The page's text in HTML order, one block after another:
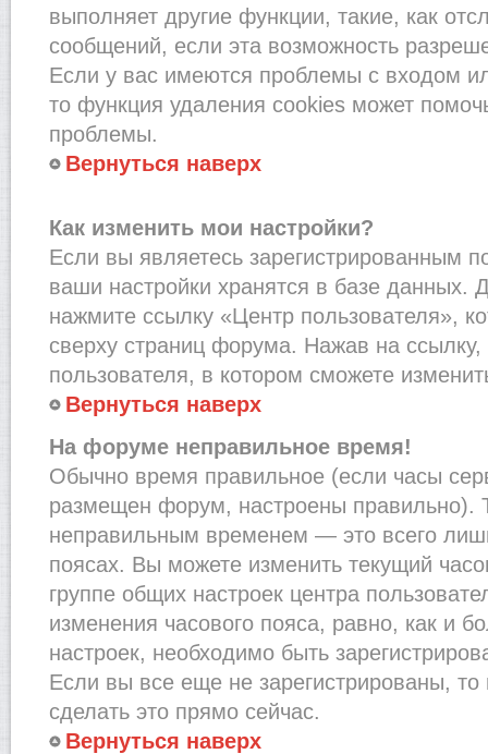
выполняет другие функции, такие, как
сообщений, если эта возможность
Если у вас имеются проблемы с входом
то функция удаления cookies может
проблемы.
Вернуться наверх
Как изменить мои настройки?
Если вы являетесь зарегистрированным
ваши настройки хранятся в базе данных.
нажмите ссылку «Центр пользователя»,
сверху страниц форума. Нажав на
пользователя, в котором сможете
Вернуться наверх
На форуме неправильное время!
Обычно время правильное (если часы
размещен форум, настроены правильно).
неправильным временем — это всего
поясах. Вы можете изменить текущий
группе общих настроек центра
изменения часового пояса, равно, как и
настроек, необходимо быть
Если вы все еще не зарегистрированы,
сделать это прямо сейчас.
Вернуться наверх